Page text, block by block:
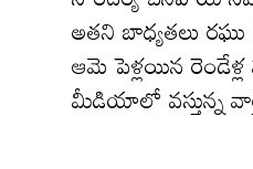
అతని బాధ్యతలు
ఆమె పెళ్లయిన
మీడియాలో వస్తున్న